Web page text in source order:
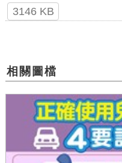
3146 KB
相關圖檔